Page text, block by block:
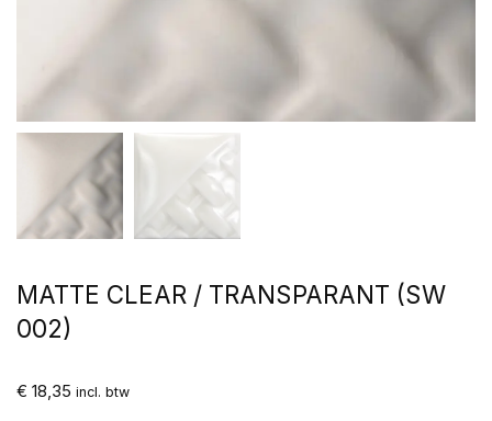
MATTE CLEAR / TRANSPARANT (SW
002)
€ 18,35 incl. btw